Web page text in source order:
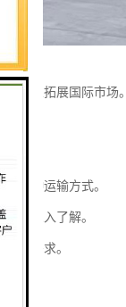
企业拓展国际市场。
多种运输方式。
有深入了解。
化需求。